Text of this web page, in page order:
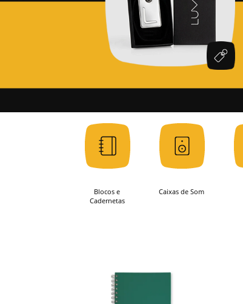
Blocos e
Cadernetas
Caixas de Som